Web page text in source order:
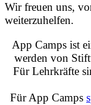
Wir freuen uns,
weiterzuhelfen.
App Camps ist
werden von
Für Lehrkräfte
Für App Camps